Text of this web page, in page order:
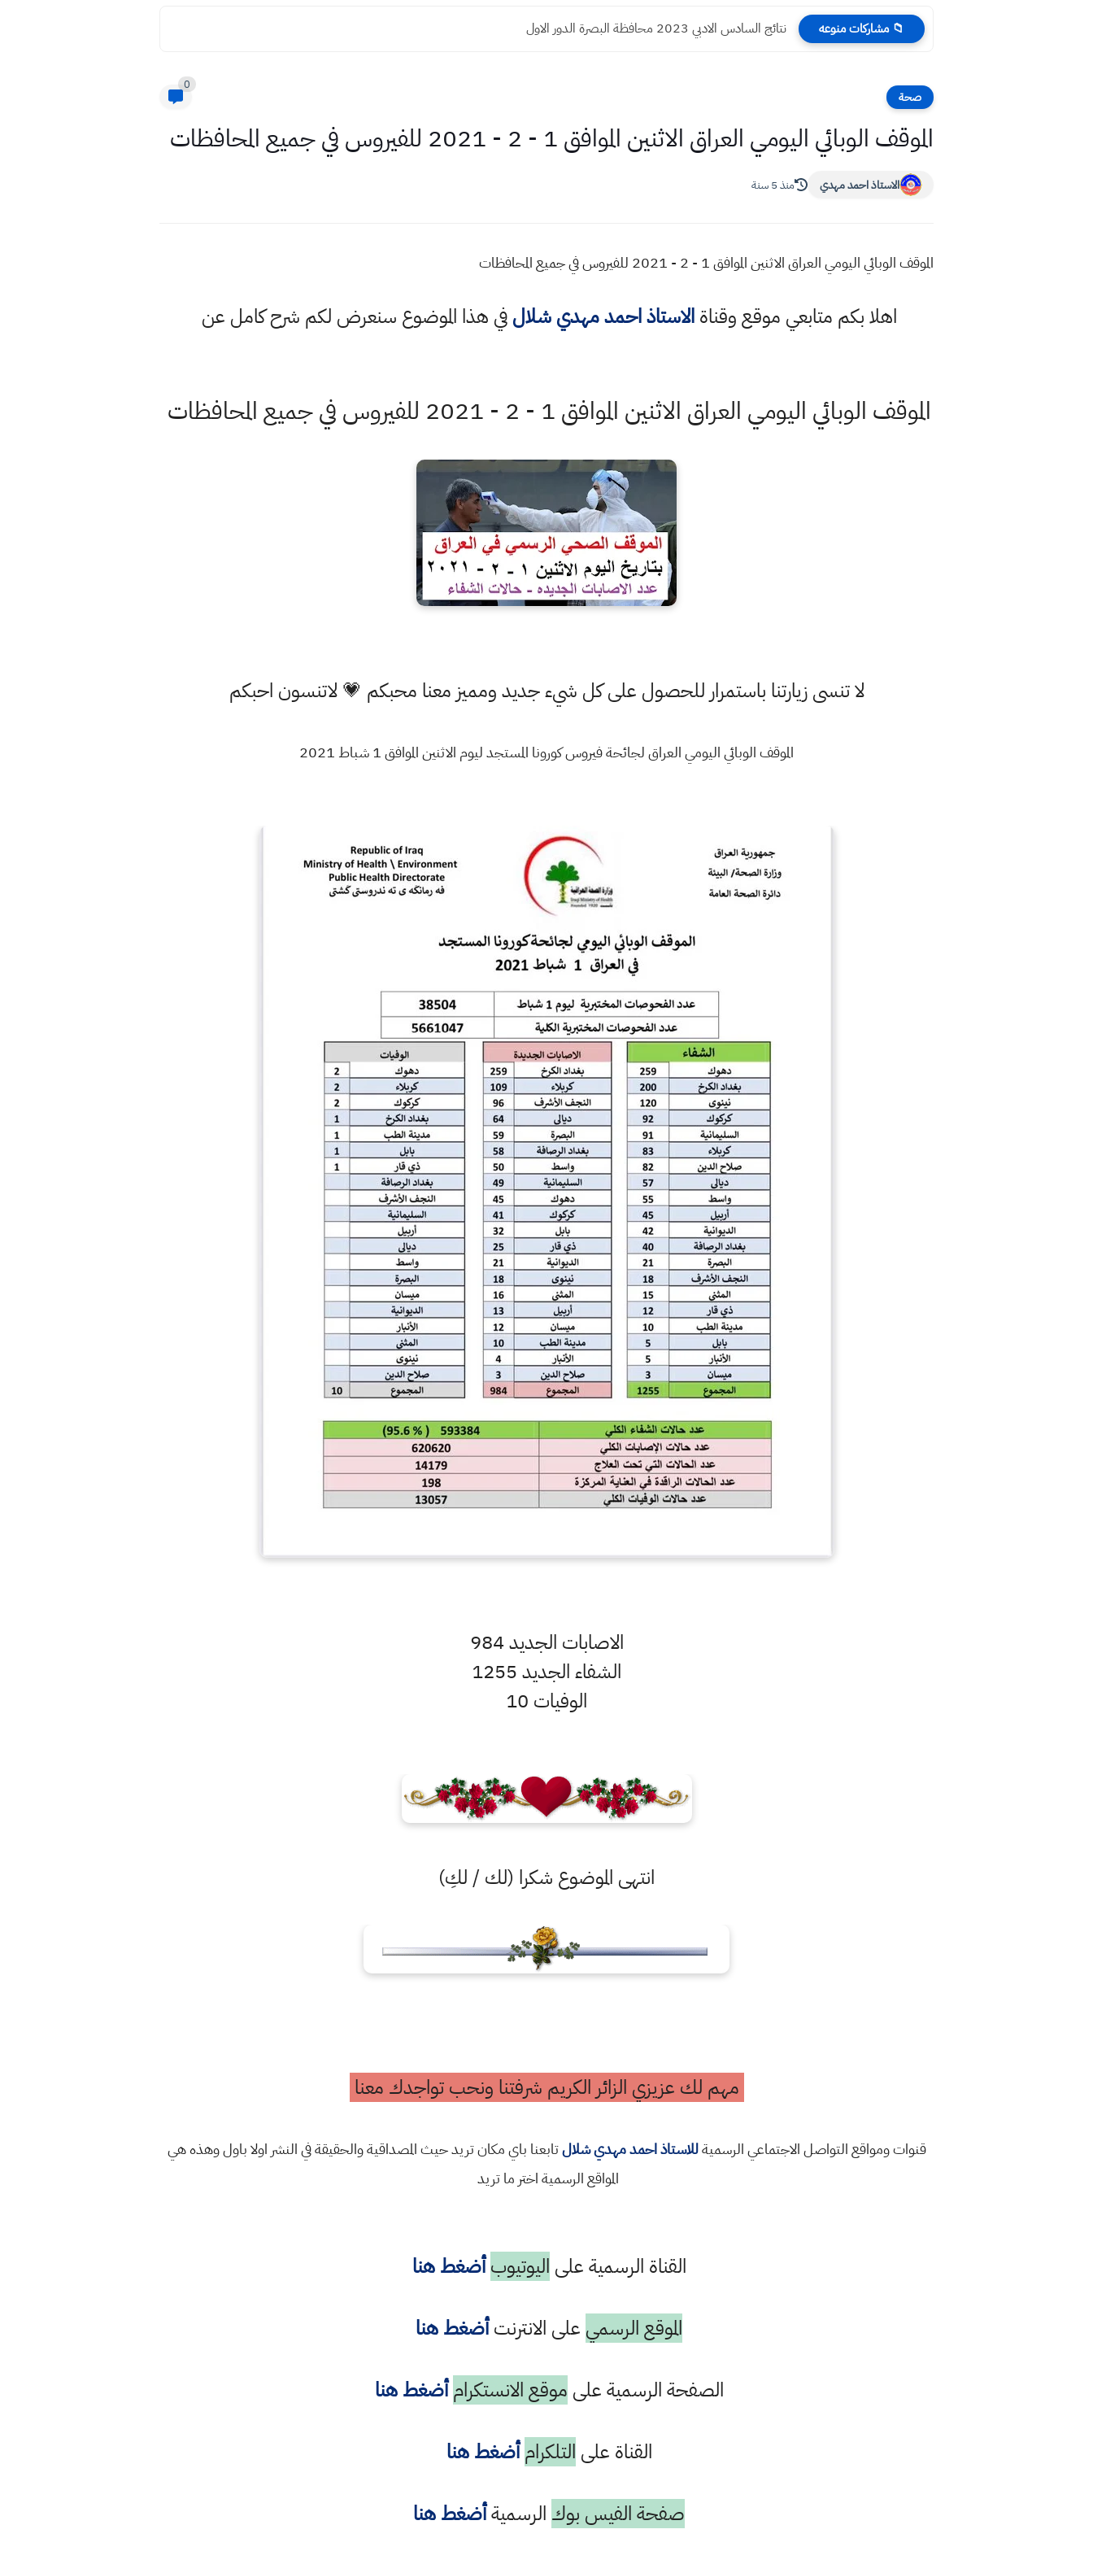
📁 مشاركات منوعه نتائج السادس الادبي 2023 محافظة البصرة الدور الاول
صحة
0
الموقف الوبائي اليومي العراق الاثنين الموافق 1 - 2 - 2021 للفيروس في جميع المحافظات
الاستاذ احمد مهدي منذ 5 سنة
الموقف الوبائي اليومي العراق الاثنين الموافق 1 - 2 - 2021 للفيروس في جميع المحافظات
اهلا بكم متابعي موقع وقناةالاستاذ احمد مهدي شلالفي هذا الموضوع سنعرض لكم شرح كامل عن
الموقف الوبائي اليومي العراق الاثنين الموافق 1 - 2 - 2021 للفيروس في جميع المحافظات
لا تنسى زيارتنا باستمرار للحصول على كل شيء جديد ومميز معنا محبكم 💗 لاتنسون احبكم
الموقف الوبائي اليومي العراق لجائحة فيروس كورونا المستجد ليوم الاثنين الموافق 1 شباط 2021
الاصابات الجديد 984
الشفاء الجديد 1255
الوفيات 10
انتهى الموضوع شكرا (لك / لكِ)
مهم لك عزيزي الزائر الكريم شرفتنا ونحب تواجدك معنا
قنوات ومواقع التواصل الاجتماعي الرسميةللاستاذ احمد مهدي شلالتابعنا باي مكان تريد حيث المصداقية والحقيقة في النشر اولا باول وهذه هي
المواقع الرسمية اختر ما تريد
القناة الرسمية على اليوتيوب أضغط هنا
الموقع الرسمي على الانترنتأضغط هنا
الصفحة الرسمية على موقع الانستكرام أضغط هنا
القناة على التلكرام أضغط هنا
صفحة الفيس بوك الرسميةأضغط هنا